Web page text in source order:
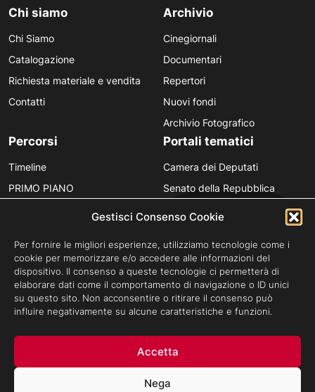
Gestisci Consenso Cookie
Per fornire le migliori esperienze, utilizziamo tecnologie come i
cookie per memorizzare e/o accedere alle informazioni del
dispositivo. Il consenso a queste tecnologie ci permetterà di
elaborare dati come il comportamento di navigazione o ID unici
su questo sito. Non acconsentire o ritirare il consenso può
influire negativamente su alcune caratteristiche e funzioni.
Accetta
Nega
Chi siamo
Chi Siamo
Catalogazione
Richiesta materiale e vendita
Contatti
Archivio
Cinegiornali
Documentari
Repertori
Nuovi fondi
Archivio Fotografico
Percorsi
Timeline
PRIMO PIANO
Anniversari
Portali tematici
Camera dei Deputati
Senato della Repubblica
Provincia in Luce
Luce per la didattica
Fare gli italiani
Archivio Storico Istituto Luce - Tutti i diritti riservati ©Cinecittà s.p.a
Socio Unico Ministero dell'Economia e delle Finanze i cui diritti del